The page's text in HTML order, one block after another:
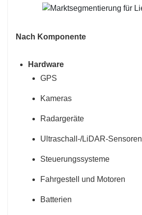
Nach Komponente
Hardware
GPS
Kameras
Radargeräte
Ultraschall-/LiDAR-Sensoren
Steuerungssysteme
Fahrgestell und Motoren
Batterien